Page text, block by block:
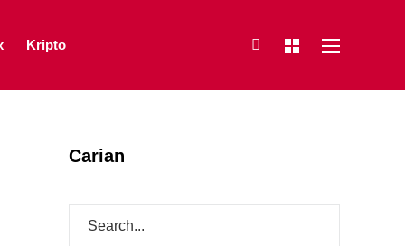
Kripto
Carian